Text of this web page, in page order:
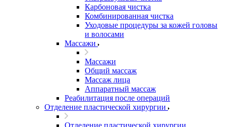
Карбоновая чистка
Комбинированная чистка
Уходовые процедуры за кожей головы
и волосами
Массажи
Массажи
Общий массаж
Массаж лица
Аппаратный массаж
Реабилитация после операций
Отделение пластической хирургии
Отделение пластической хирургии